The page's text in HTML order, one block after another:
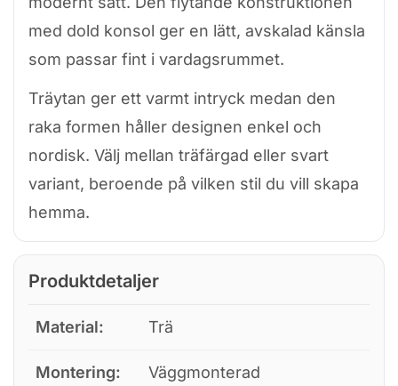
med dold konsol ger en lätt, avskalad känsla
som passar fint i vardagsrummet.
Träytan ger ett varmt intryck medan den
raka formen håller designen enkel och
nordisk. Välj mellan träfärgad eller svart
variant, beroende på vilken stil du vill skapa
hemma.
Produktdetaljer
Material: Trä
Montering: Väggmonterad